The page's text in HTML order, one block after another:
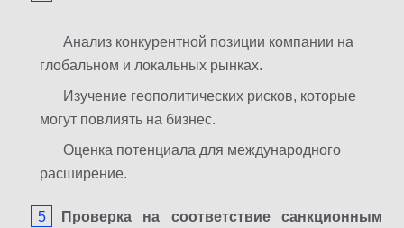
Анализ конкурентной позиции компании на
глобальном и локальных рынках.
Изучение геополитических рисков, которые
могут повлиять на бизнес.
Оценка потенциала для международного
расширение.
Проверка на соответствие
санкционным